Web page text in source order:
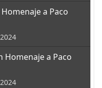
a Paco
Homenaje a Paco